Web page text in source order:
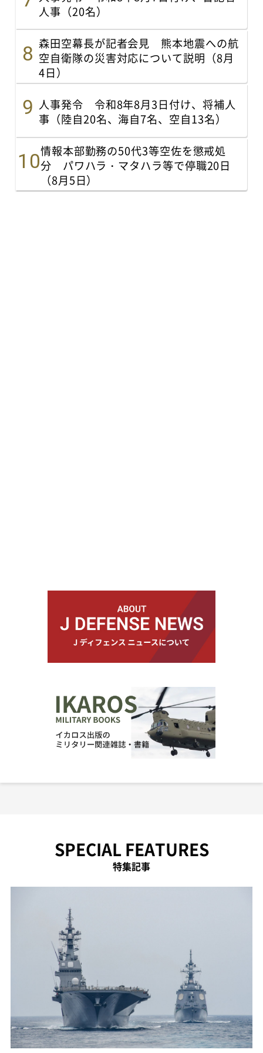
人事（20名）
森田空幕長が記者会見 熊本地震への航
空自衛隊の災害対応について説明（8月
4日）
人事発令 令和8年8月3日付け、将補人
事（陸自20名、海自7名、空自13名）
情報本部勤務の50代3等空佐を懲戒処
分 パワハラ・マタハラ等で停職20日
（8月5日）
SPECIAL FEATURES
特集記事